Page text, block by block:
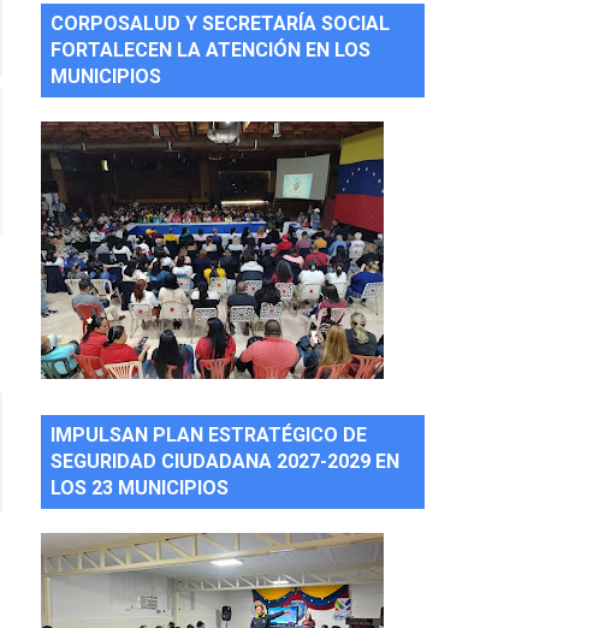
CORPOSALUD Y SECRETARÍA SOCIAL
FORTALECEN LA ATENCIÓN EN LOS
MUNICIPIOS
IMPULSAN PLAN ESTRATÉGICO DE
SEGURIDAD CIUDADANA 2027-2029 EN
LOS 23 MUNICIPIOS